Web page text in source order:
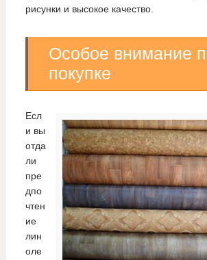
рисунки и высокое качество.
Особое внимание
покупке
Есл
и вы
отда
ли
пре
дпо
чтен
ие
лин
оле